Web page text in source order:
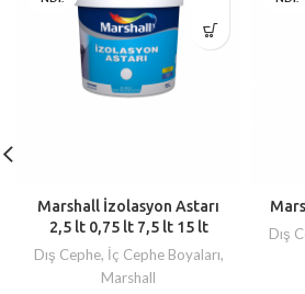
Marshall İzolasyon Astarı
2,5 lt 0,75 lt 7,5 lt 15 lt
Dış Cephe, İç Cephe Boyaları,
Marshall
Dış